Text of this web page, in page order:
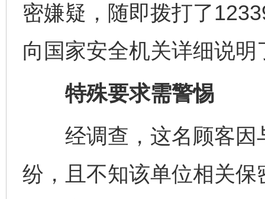
密嫌疑，随即拨打了
向国家安全机关详细说明
特殊要求需警惕
经调查，这名顾客因
纷，且不知该单位相关